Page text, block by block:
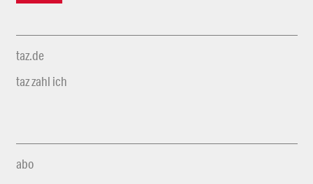
taz.de
taz zahl ich
abo